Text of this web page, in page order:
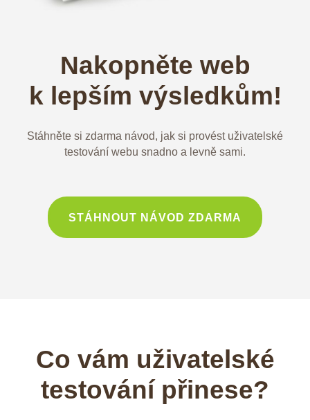
Nakopněte web
k lepším výsledkům!
Stáhněte si zdarma návod, jak si provést uživatelské
testování webu snadno a levně sami.
STÁHNOUT NÁVOD ZDARMA
Co vám uživatelské
testování přinese?